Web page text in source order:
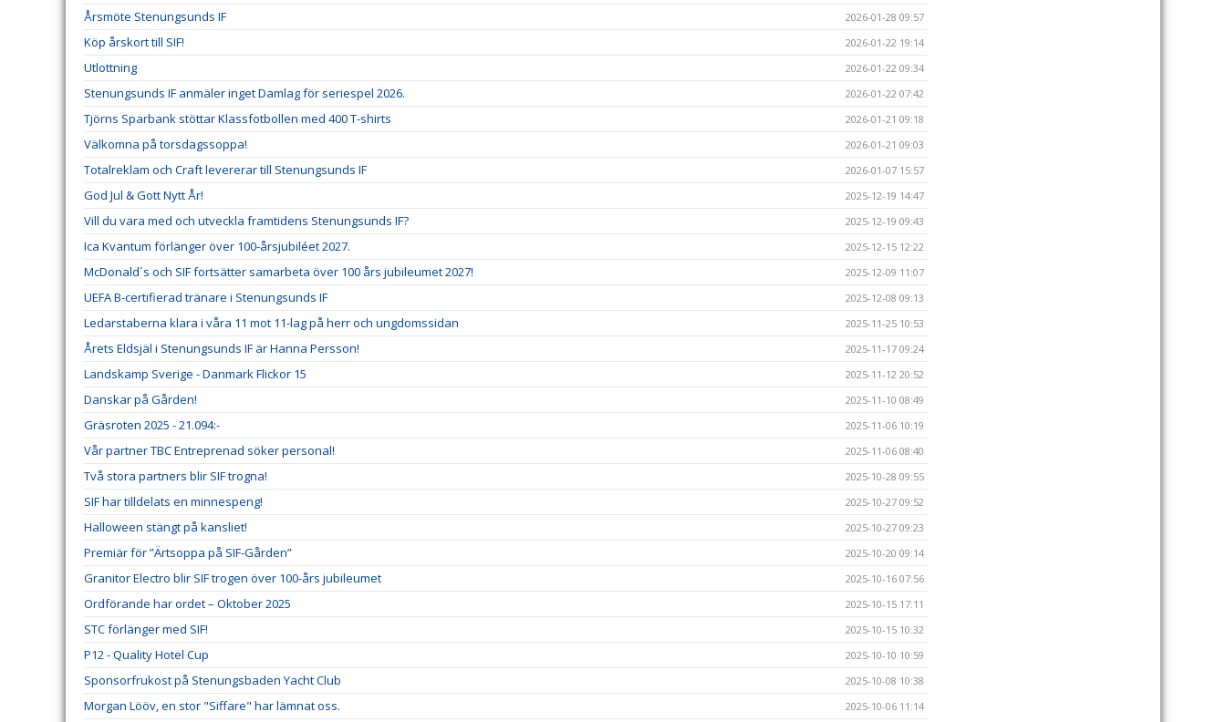
Årsmöte Stenungsunds IF 2026-01-28 09:57
Köp årskort till SIF! 2026-01-22 19:14
Utlottning 2026-01-22 09:34
Stenungsunds IF anmäler inget Damlag för seriespel 2026. 2026-01-22 07:42
Tjörns Sparbank stöttar Klassfotbollen med 400 T-shirts 2026-01-21 09:18
Välkomna på torsdagssoppa! 2026-01-21 09:03
Totalreklam och Craft levererar till Stenungsunds IF 2026-01-07 15:57
God Jul & Gott Nytt År! 2025-12-19 14:47
Vill du vara med och utveckla framtidens Stenungsunds IF? 2025-12-19 09:43
Ica Kvantum förlänger över 100-årsjubiléet 2027. 2025-12-15 12:22
McDonald´s och SIF fortsätter samarbeta över 100 års jubileumet 2027! 2025-12-09 11:07
UEFA B-certifierad tränare i Stenungsunds IF 2025-12-08 09:13
Ledarstaberna klara i våra 11 mot 11-lag på herr och ungdomssidan 2025-11-25 10:53
Årets Eldsjäl i Stenungsunds IF är Hanna Persson! 2025-11-17 09:24
Landskamp Sverige - Danmark Flickor 15 2025-11-12 20:52
Danskar på Gården! 2025-11-10 08:49
Gräsroten 2025 - 21.094:- 2025-11-06 10:19
Vår partner TBC Entreprenad söker personal! 2025-11-06 08:40
Två stora partners blir SIF trogna! 2025-10-28 09:55
SIF har tilldelats en minnespeng! 2025-10-27 09:52
Halloween stängt på kansliet! 2025-10-27 09:23
Premiär för ”Ärtsoppa på SIF-Gården” 2025-10-20 09:14
Granitor Electro blir SIF trogen över 100-års jubileumet 2025-10-16 07:56
Ordförande har ordet – Oktober 2025 2025-10-15 17:11
STC förlänger med SIF! 2025-10-15 10:32
P12 - Quality Hotel Cup 2025-10-10 10:59
Sponsorfrukost på Stenungsbaden Yacht Club 2025-10-08 10:38
Morgan Lööv, en stor "Siffare" har lämnat oss. 2025-10-06 11:14